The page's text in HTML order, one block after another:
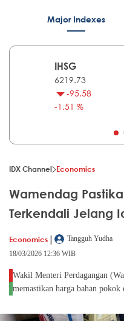
Major Indexes
IHSG
6219.73
-95.58
-1.51 %
IDX Channel Economics
Wamendag
Terkendali Jelang
Economics |
Tangguh Yudha
18/03/2026 12:36 WIB
Wakil Menteri Perdagangan
memastikan harga bahan